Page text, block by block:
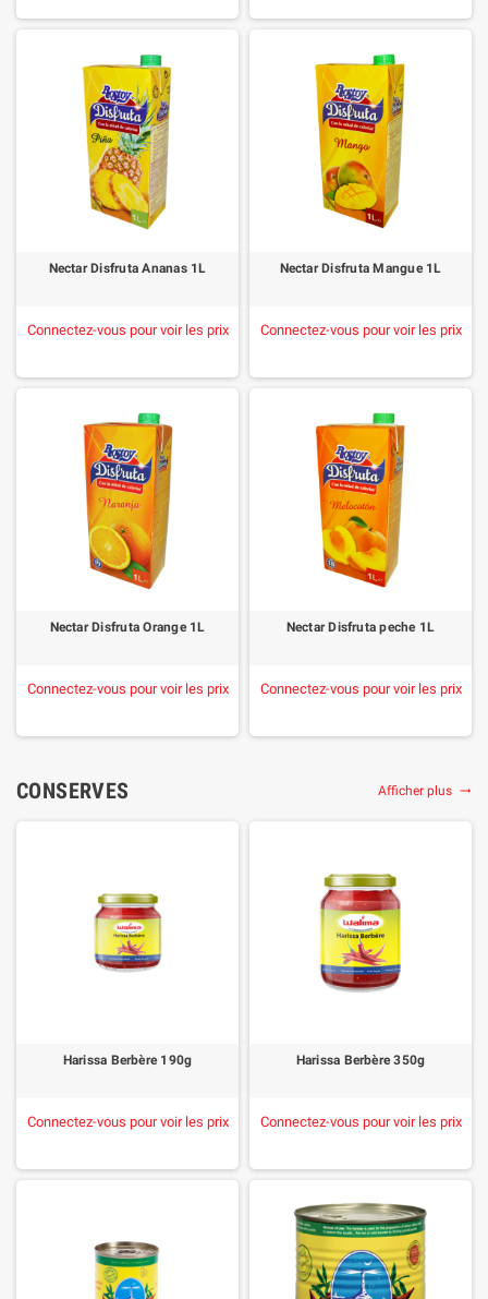
Nectar Disfruta Ananas 1L
Connectez-vous pour voir les prix
Nectar Disfruta Mangue 1L
Connectez-vous pour voir les prix
Nectar Disfruta Orange 1L
Connectez-vous pour voir les prix
Nectar Disfruta peche 1L
Connectez-vous pour voir les prix
CONSERVES Afficher plus 
Harissa Berbère 190g
Connectez-vous pour voir les prix
Harissa Berbère 350g
Connectez-vous pour voir les prix